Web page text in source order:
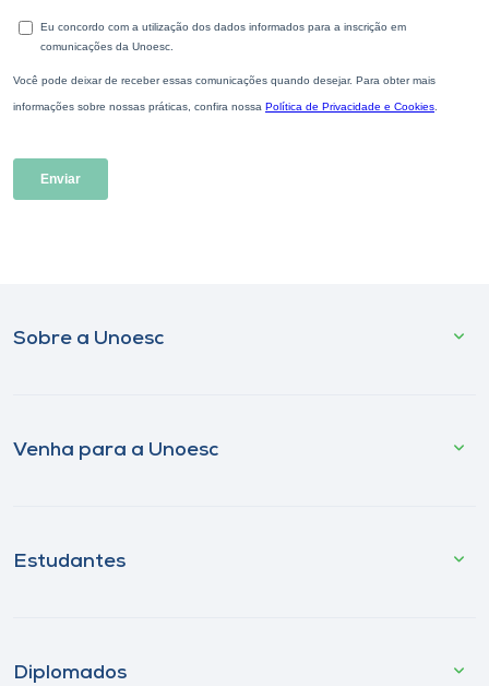
Sobre a Unoesc
Venha para a Unoesc
Estudantes
Diplomados